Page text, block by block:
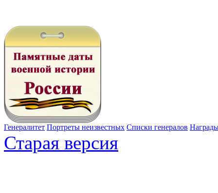
Генералитет Портреты неизвестных Списки генералов
Старая версия